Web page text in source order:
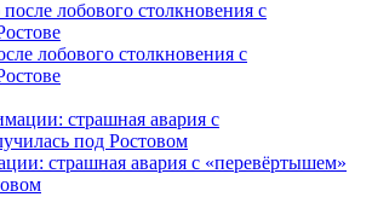
лобового столкновения с
страшная авария с «перевёртышем»